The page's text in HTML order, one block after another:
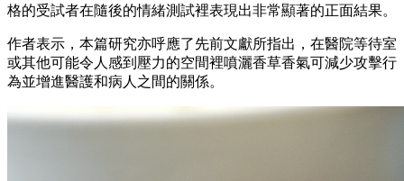
格的受試者在隨後的情緒測試裡表現出非常顯著的正面結果。
作者表示，本篇研究亦呼應了先前文獻所指出，在醫院等待室
或其他可能令人感到壓力的空間裡噴灑香草香氣可減少攻擊行
為並增進醫護和病人之間的關係。